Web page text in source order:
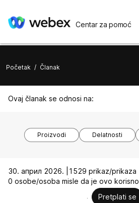
Centar za pomoć
Početak / Članak
Ovaj članak se odnosi na:
Proizvodi Delatnosti
30. април 2026. |
1529 prikaz/prikaza |
0 osobe/osoba misle da je ovo korisno
Pretplati se